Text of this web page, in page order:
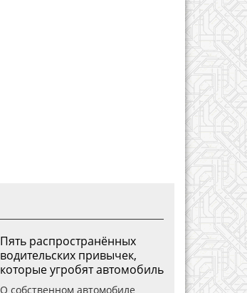
Пять распространённых
водительских привычек,
которые угробят автомобиль
О собственном автомобиле